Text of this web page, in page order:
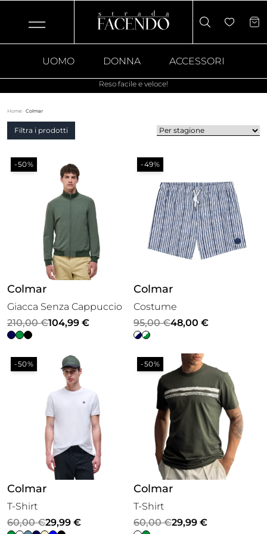
UOMO DONNA ACCESSORI
Reso facile e veloce!
Home · Colmar
Filtra i prodotti
-50%
Colmar
Giacca Senza Cappuccio
210,00€
Il
prezzo
originale
era:
104,99 €
Il
prezzo
attuale
è:
-49%
Colmar
Costume
95,00€
Il
prezzo
originale
era:
95,00 €.
48,00 €
Il
prezzo
attuale
è:
48,00 €.
-50%
Colmar
T-Shirt
60,00€
Il
29,99 €
Il
-50%
Colmar
T-Shirt
60,00€
Il
29,99 €
Il